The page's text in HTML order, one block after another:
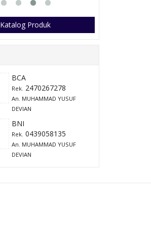
Katalog Produk
BCA
Rek. 2470267278
An. MUHAMMAD YUSUF
DEVIAN
BNI
Rek. 0439058135
An. MUHAMMAD YUSUF
DEVIAN